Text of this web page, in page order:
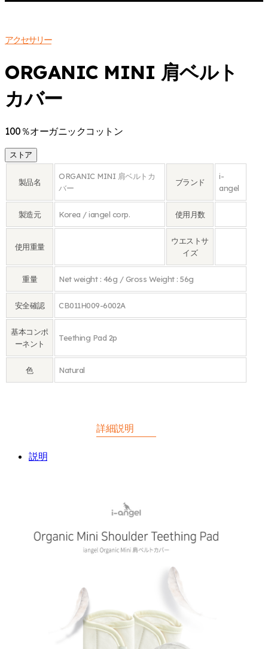
アクセサリー
ORGANIC MINI 肩ベルト
カバー
100％オーガニックコットン
ストア
製品名
ORGANIC MINI 肩ベルトカ
バー
ブランド
i-
angel
製造元 Korea / iangel corp. 使用月数
使用重量
ウエストサ
イズ
重量 Net weight : 46g / Gross Weight : 56g
安全確認 CB011H009-6002A
基本コンポ
ーネント
Teething Pad 2p
色 Natural
詳細説明
説明